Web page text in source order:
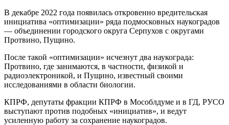
В декабре 2022 года появилась откровенно вредительская
инициатива «оптимизации» ряда подмосковных наукоградов
— объединении городского округа Серпухов с округами
Протвино, Пущино.
После такой «оптимизации» исчезнут два наукограда:
Протвино, где занимаются, в частности, физикой и
радиоэлектроникой, и Пущино, известный своими
исследованиями в области биологии.
КПРФ, депутаты фракции КПРФ в Мособлдуме и в ГД, РУСО
выступают против подобных «инициатив», и ведут
усиленную работу за сохранение наукоградов.